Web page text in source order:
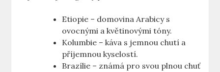
Etiopie – domovina Arabicy s
ovocnými a květinovými tóny.
Kolumbie – káva s jemnou chutí a
příjemnou kyselostí.
Brazílie – známá pro svou plnou chuť